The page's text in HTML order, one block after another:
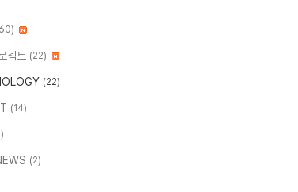
젝트 (22)
(22)
(14)
(2)